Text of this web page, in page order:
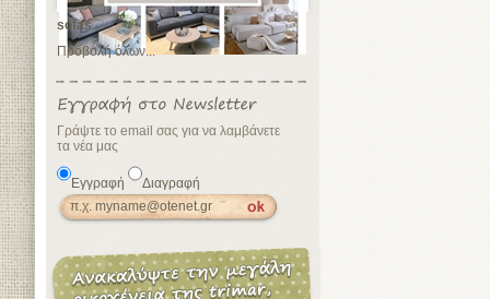
sofas
Προβολή όλων...
Γράψτε το email σας για να λαμβάνετε
τα νέα μας
Εγγραφή Διαγραφή